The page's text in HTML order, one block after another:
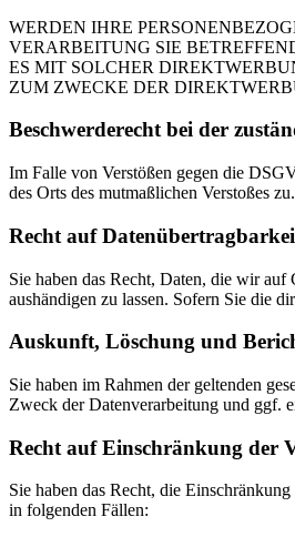
WERDEN IHRE
VERARBEITUNG SIE
ES MIT SOLCHER
ZUM ZWECKE DER
Beschwerde­recht bei der
Im Falle von Verstößen gegen die
des Orts des mutmaßlichen Verstoßes
Recht auf
Sie haben das Recht, Daten, die wir
aushändigen zu lassen. Sofern Sie die
Auskunft, Löschung und
Sie haben im Rahmen der geltenden
Zweck der Datenverarbeitung und ggf.
Recht auf Einschränkung der
Sie haben das Recht, die
in folgenden Fällen: